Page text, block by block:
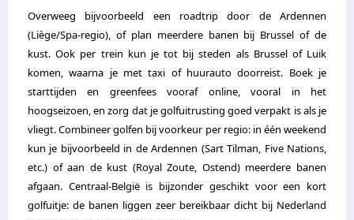
Overweeg bijvoorbeeld een roadtrip door de Ardennen
(Liège/Spa-regio), of plan meerdere banen bij Brussel of de
kust. Ook per trein kun je tot bij steden als Brussel of Luik
komen, waarna je met taxi of huurauto doorreist. Boek je
starttijden en greenfees vooraf online, vooral in het
hoogseizoen, en zorg dat je golfuitrusting goed verpakt is als je
vliegt. Combineer golfen bij voorkeur per regio: in één weekend
kun je bijvoorbeeld in de Ardennen (Sart Tilman, Five Nations,
etc.) of aan de kust (Royal Zoute, Ostend) meerdere banen
afgaan. Centraal-België is bijzonder geschikt voor een kort
golfuitje: de banen liggen zeer bereikbaar dicht bij Nederland